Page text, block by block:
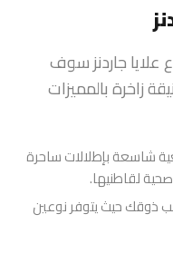
جاردنز سوف
زاخرة بالمميزات
شاسعة بإطلالات ساحرة
لقاطنيها.
ذوقك حيث يتوفر نوعين